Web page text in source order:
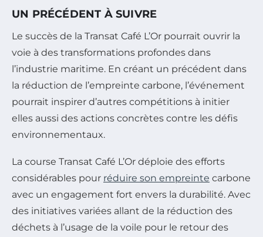
UN PRÉCÉDENT À SUIVRE
Le succès de la Transat Café L’Or pourrait ouvrir la
voie à des transformations profondes dans
l’industrie maritime. En créant un précédent dans
la réduction de l’empreinte carbone, l’événement
pourrait inspirer d’autres compétitions à initier
elles aussi des actions concrètes contre les défis
environnementaux.
La course Transat Café L’Or déploie des efforts
considérables pour réduire son empreinte carbone
avec un engagement fort envers la durabilité. Avec
des initiatives variées allant de la réduction des
déchets à l’usage de la voile pour le retour des